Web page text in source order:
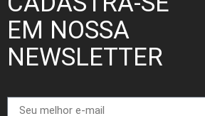
EM NOSSA
NEWSLETTER